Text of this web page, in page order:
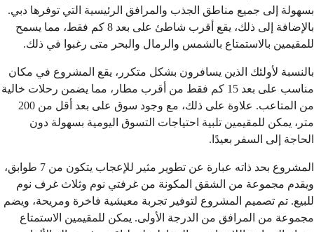
بسهولة إلى جميع مناطق الجذب والمرافق الرئيسية التي توفرها دبي.
بالإضافة إلى ذلك، يقع أقرب شاطئ على بعد 8 كم فقط، مما يسمح
للمقيمين بالاستمتاع بالشمس والرمال والبحر متى رغبوا في ذلك.
بالنسبة لأولئك الذين يسافرون بشكل متكرر، يقع المشروع في مكان
مناسب على بعد 15 كم فقط من أقرب مطار، مما يضمن رحلات خالية
من المتاعب. علاوة على ذلك، مع وجود سوق على بعد أقل من 200
متر، يمكن للمقيمين تلبية احتياجات التسوق اليومية بسهولة دون
الحاجة إلى السفر بعيدًا.
المشروع بحد ذاته عبارة عن تطوير مثير للإعجاب يتكون من 7 طوابق،
ويقدم مجموعة من الشقق المكونة من غرفتي نوم وثلاث غرف نوم
للبيع. تم تصميم المشروع لتوفير تجربة معيشية فاخرة ومريحة، ويضم
مجموعة من المرافق من الدرجة الأولى. يمكن للمقيمين الاستمتاع